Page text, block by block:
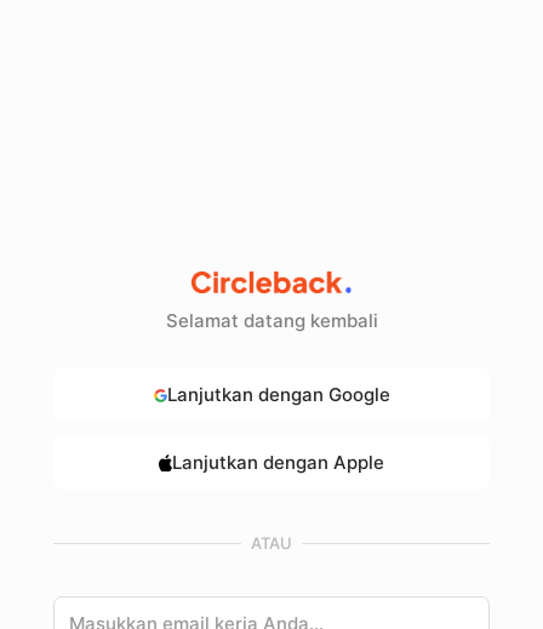
Selamat datang kembali
Lanjutkan dengan Google
Lanjutkan dengan Apple
ATAU